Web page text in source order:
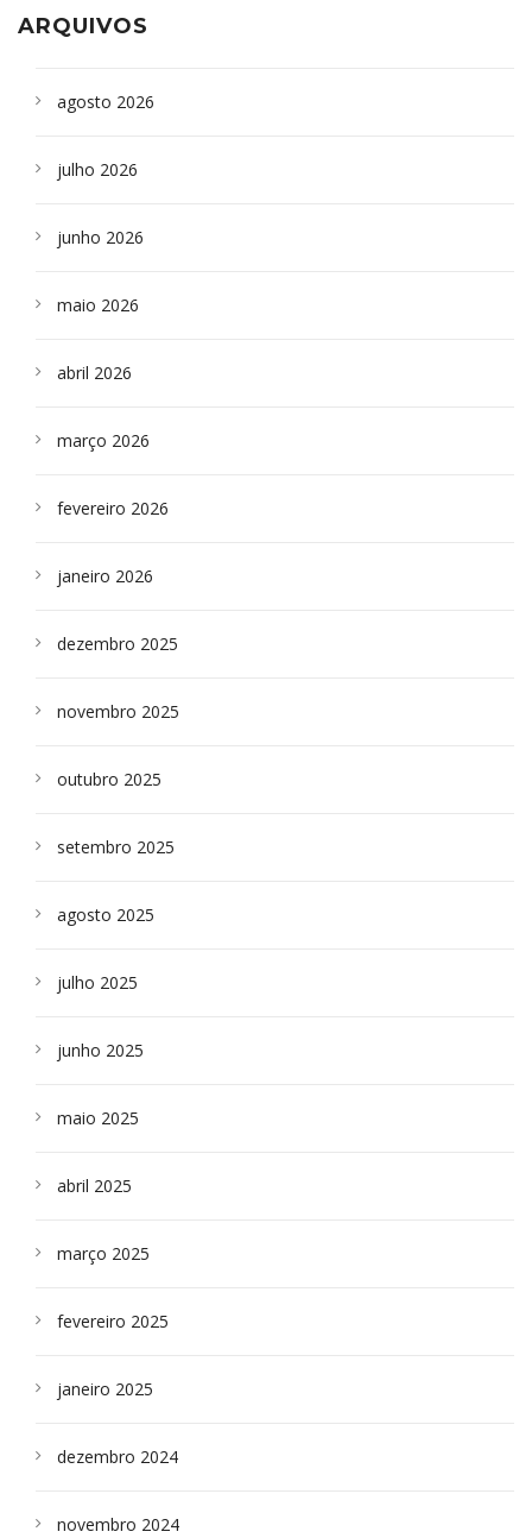
ARQUIVOS
agosto 2026
julho 2026
junho 2026
maio 2026
abril 2026
março 2026
fevereiro 2026
janeiro 2026
dezembro 2025
novembro 2025
outubro 2025
setembro 2025
agosto 2025
julho 2025
junho 2025
maio 2025
abril 2025
março 2025
fevereiro 2025
janeiro 2025
dezembro 2024
novembro 2024